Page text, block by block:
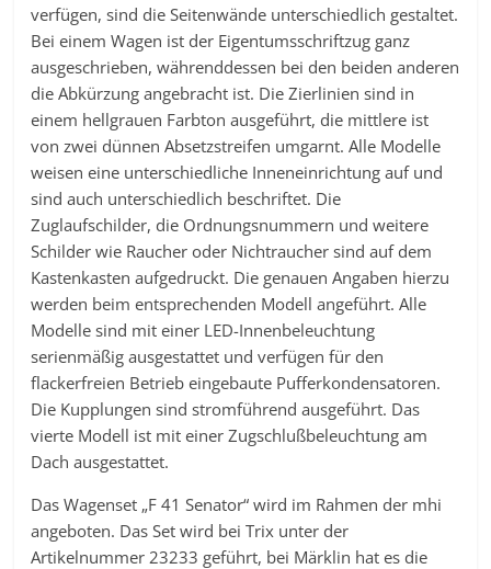
verfügen, sind die Seitenwände unterschiedlich gestaltet.
Bei einem Wagen ist der Eigentumsschriftzug ganz
ausgeschrieben, währenddessen bei den beiden anderen
die Abkürzung angebracht ist. Die Zierlinien sind in
einem hellgrauen Farbton ausgeführt, die mittlere ist
von zwei dünnen Absetzstreifen umgarnt. Alle Modelle
weisen eine unterschiedliche Inneneinrichtung auf und
sind auch unterschiedlich beschriftet. Die
Zuglaufschilder, die Ordnungsnummern und weitere
Schilder wie Raucher oder Nichtraucher sind auf dem
Kastenkasten aufgedruckt. Die genauen Angaben hierzu
werden beim entsprechenden Modell angeführt. Alle
Modelle sind mit einer LED-Innenbeleuchtung
serienmäßig ausgestattet und verfügen für den
flackerfreien Betrieb eingebaute Pufferkondensatoren.
Die Kupplungen sind stromführend ausgeführt. Das
vierte Modell ist mit einer Zugschlußbeleuchtung am
Dach ausgestattet.
Das Wagenset „F 41 Senator“ wird im Rahmen der mhi
angeboten. Das Set wird bei Trix unter der
Artikelnummer 23233 geführt, bei Märklin hat es die